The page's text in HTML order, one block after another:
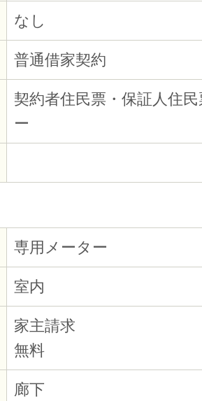
なし
普通借家契約
契約者住民票・保証人住
ー
専用メーター
室内
家主請求
無料
廊下